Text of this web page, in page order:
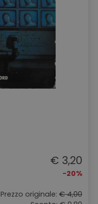
€ 3,20
-20%
Prezzo originale: € 4,00